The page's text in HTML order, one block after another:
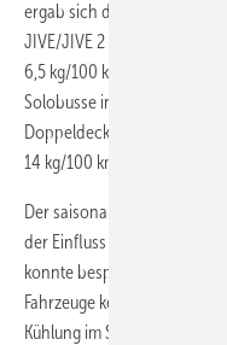
ergab sich durch die
JIVE/JIVE 2 werden noch
6,5 kg/100 km erreicht.
Solobusse in der Regel
Doppeldeckern. Auch die
14 kg/100 km klar.
Der saisonale Einfluss der
der Einfluss des
konnte bespielhaft für zwei
Fahrzeuge keine
Kühlung im Sommer